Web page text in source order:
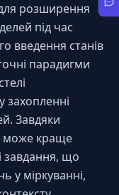
розширення
під час
введення станів
парадигми
Завдяки
може краще
завдання, що
у міркуванні,